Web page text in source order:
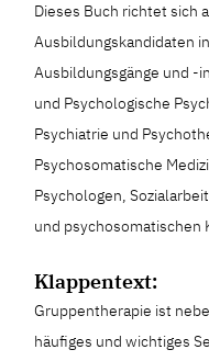
Dieses Buch richtet sich
Ausbildungskandidaten
Ausbildungsgänge und -
und Psychologische
Psychiatrie und
Psychosomatische
Psychologen,
und psychosomatischen
Klappentext:
Gruppentherapie ist
häufiges und wichtiges